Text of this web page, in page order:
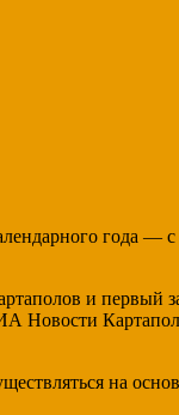
года — с
и первый
Новости
на